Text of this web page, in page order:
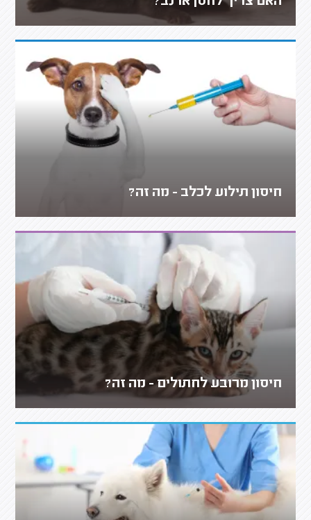
חיסון תילוע לכלב - מה זה?
חיסון מרובע לחתולים - מה זה?